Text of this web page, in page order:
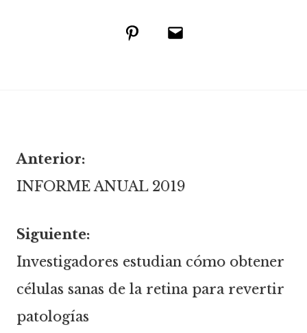
PinterestCorreo
Navegación
de
entradas
Anterior:
INFORME ANUAL 2019
Siguiente:
Investigadores estudian cómo obtener
células sanas de la retina para revertir
patologías